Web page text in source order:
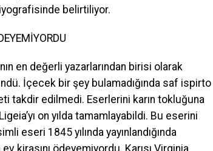
belirtiliyor.
en değerli yazarlarından birisi olarak
İçecek bir şey bulamadığında saf ispirto
takdir edilmedi. Eserlerini karın tokluğuna
on yılda tamamlayabildi. Bu eserini
eseri 1845 yılında yayınlandığında
kirasını ödeyemiyordu. Karısı Virginia